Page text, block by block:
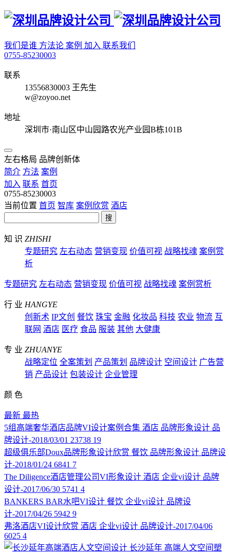
我们是谁 方法论 案例 加入 联系我们
0755-85230003
联系
13556830003 王先生
w@zoyoo.net
地址
深圳市·南山区中山园路农光产业园B栋101B
左右格局 品牌创新体
简介 方法 案例
加入 联系 首页
0755-85230003
当前位置 首页 智库 案例欣赏 酒店
搜
知 识 ZHISHI
专题研究 左右动态 营销变现 价值可视 战略找魂 案例赏
析
专题研究 左右动态 营销变现 价值可视 战略找魂 案例赏析
行 业 HANGYE
创新术 IP文创 餐饮 珠宝 金融 化妆品 科技 农业 物流 互
联网 酒店 医疗 食品 服装 其他 大健康
专 业 ZHUANYE
战略定位 全案策划 产品策划 品牌设计 空间设计 广告营
销 产品设计 包装设计 企业管理
颜 色
最新 最热
5组高端奢华酒店品牌VI设计案例合集 酒店 品牌形象设计 品
牌设计-2018/03/01 23738 19
超级俱乐部Doux品牌形象设计欣赏 餐饮 品牌形象设计 品牌设
计-2018/01/24 6841 7
The Diligence酒店管理公司VI形象设计 酒店 企业vi设计 品牌
设计-2017/06/30 5741 4
BANKERS BAR水吧VI设计 餐饮 企业vi设计 品牌设
计-2017/04/26 5942 9
弗洛酒店VI设计欣赏 酒店 企业vi设计 品牌设计-2017/04/06
6025 4
长沙延年 高端人文空间塑